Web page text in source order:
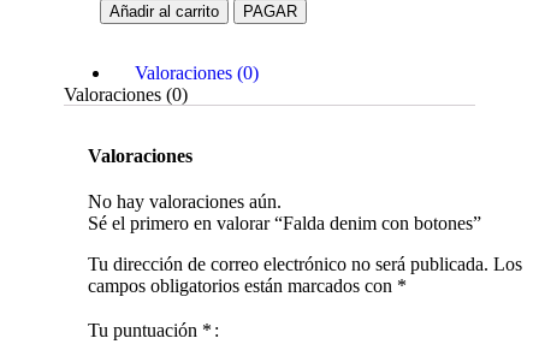
Añadir al carrito PAGAR
Valoraciones (0)
Valoraciones (0)
Valoraciones
No hay valoraciones aún.
Sé el primero en valorar “Falda denim con botones”
Tu dirección de correo electrónico no será publicada. Los
campos obligatorios están marcados con *
Tu puntuación *